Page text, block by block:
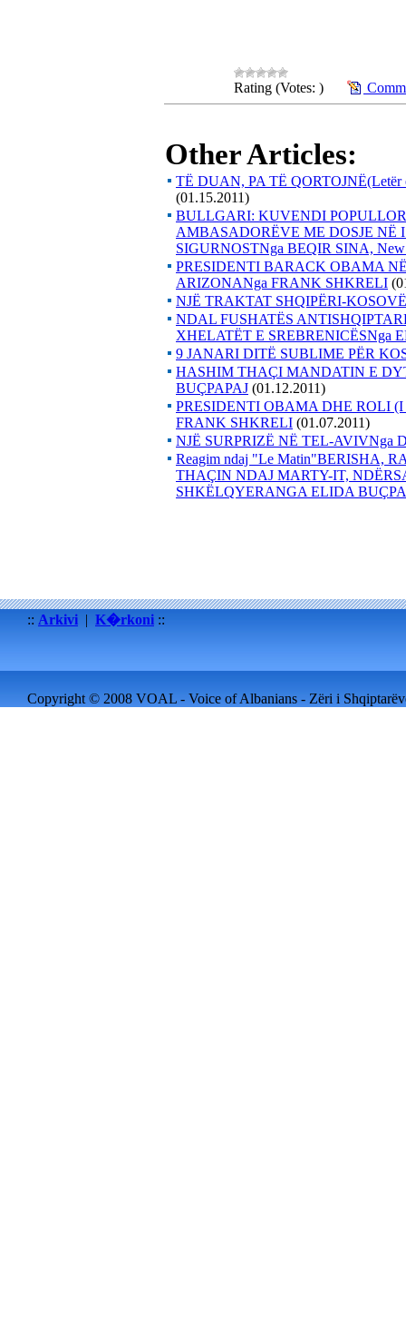
Rating (Votes: )
Other Articles:
TË DUAN, PA TË
(01.15.2011)
BULLGARI: KUVENDI
AMBASADORËVE ME DOSJE NË
SIGURNOSTNga BEQIR SINA,
PRESIDENTI BARACK OBAMA
ARIZONANga FRANK SHKRELI
NJË TRAKTAT SHQIPËRI-
NDAL FUSHATËS
XHELATËT E SREBRENICËSNga
9 JANARI DITË SUBLIME PËR
HASHIM THAÇI MANDATIN E
BUÇPAPAJ (01.12.2011)
PRESIDENTI OBAMA DHE ROLI
FRANK SHKRELI (01.07.2011)
NJË SURPRIZË NË TEL-AVIVNga
Reagim ndaj "Le Matin"BERISHA,
THAÇIN NDAJ MARTY-IT,
SHKËLQYERANGA ELIDA
:: Arkivi | K�rkoni ::
Copyright © 2008 VOAL - Voice of Albanians - Zëri i